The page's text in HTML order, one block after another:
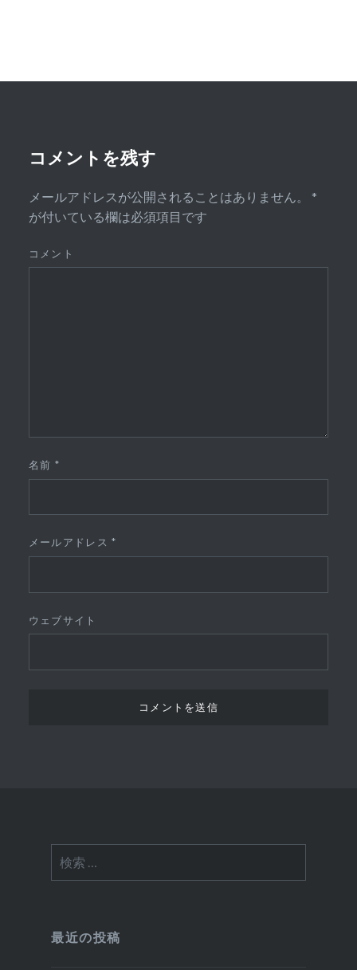
コメントを残す
メールアドレスが公開されることはありません。
*
が付いている欄は必須項目です
コメント
名前 *
メールアドレス*
ウェブサイト
索:
最近の投稿